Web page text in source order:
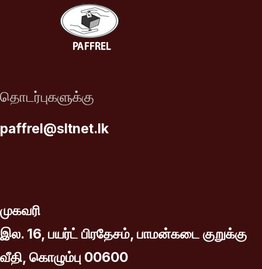
தொடர்புகளுக்கு
paffrel@sltnet.lk
முகவரி
இல. 16, பயர்ட் பிரதேசம், பாமன்கடை குறுக்கு
வீதி, கொழும்பு 00600